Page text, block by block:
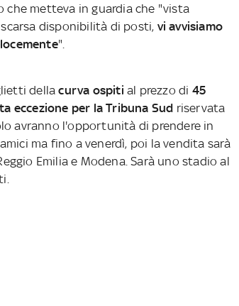
metteva in guardia che "vista
disponibilità di posti, vi avvisiamo
".
dellacurva ospitial prezzo di 45
eccezione per la Tribuna Sud riservata
avranno l'opportunità di prendere in
ma fino a venerdì, poi la vendita sarà
Emilia e Modena. Sarà uno stadio al